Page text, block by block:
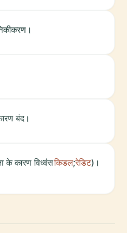
बंद।
के कारण विध्वंसकिडल;रेडिट)।